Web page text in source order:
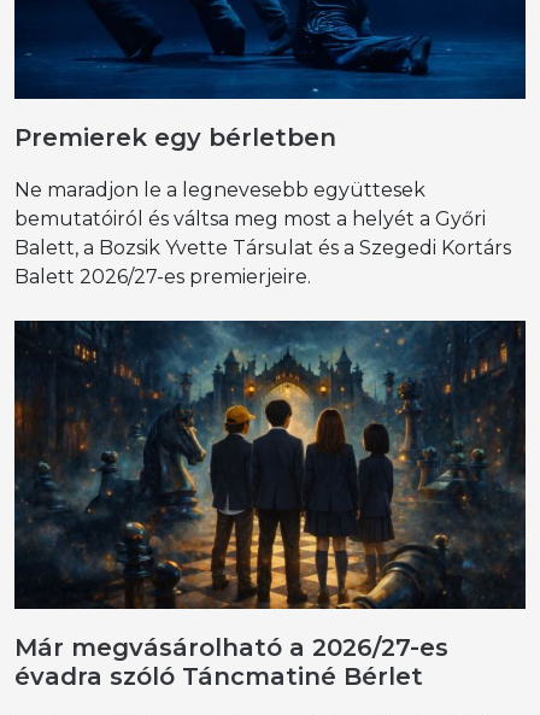
Premierek egy bérletben
Ne maradjon le a legnevesebb együttesek
bemutatóiról és váltsa meg most a helyét a Győri
Balett, a Bozsik Yvette Társulat és a Szegedi Kortárs
Balett 2026/27-es premierjeire.
Már megvásárolható a 2026/27-es
évadra szóló Táncmatiné Bérlet